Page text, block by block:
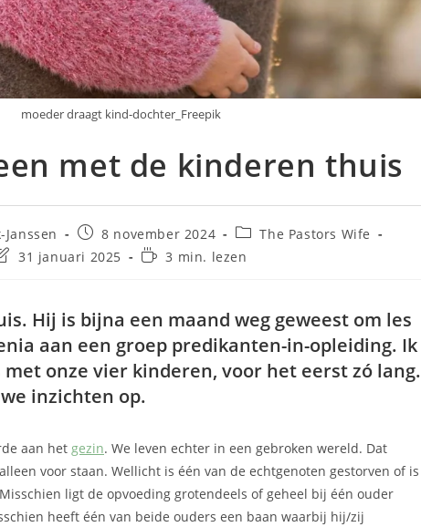
moeder draagt kind-dochter_Freepik
met de kinderen thuis
8 november 2024
The Pastors Wife
31 januari 2025
3 min. lezen
Hij is bijna een maand weg geweest om les
aan een groep predikanten-in-opleiding. Ik
onze vier kinderen, voor het eerst zó lang.
inzichten op.
aan het gezin. We leven echter in een gebroken wereld. Dat
voor staan. Wellicht is één van de echtgenoten gestorven of is
ligt de opvoeding grotendeels of geheel bij één ouder
heeft één van beide ouders een baan waarbij hij/zij